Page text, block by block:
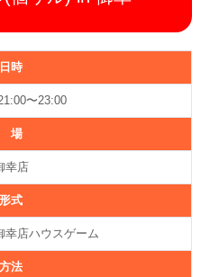
時
〜23:00
幸店
式
幸店ハウスゲーム
法